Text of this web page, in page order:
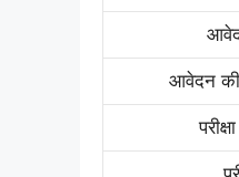
आवेदन की